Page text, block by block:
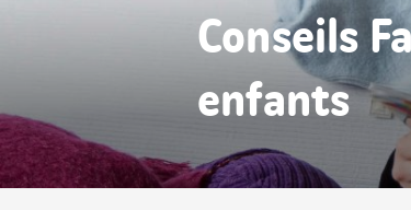
Conseils
enfants